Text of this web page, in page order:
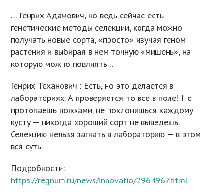
… Генрих Адамович, но ведь сейчас есть
генетические методы селекции, когда можно
получать новые сорта, «просто» изучая геном
растения и выбирая в нем точную «мишень», на
которую можно повлиять…
Генрих Теханович : Есть, но это делается в
лабораториях. А проверяется-то все в поле! Не
протопаешь ножками, не поклонишься каждому
кусту — никогда хороший сорт не выведешь.
Селекцию нельзя загнать в лабораторию — в этом
вся суть.
Подробности:
https://regnum.ru/news/innovatio/2964967.html